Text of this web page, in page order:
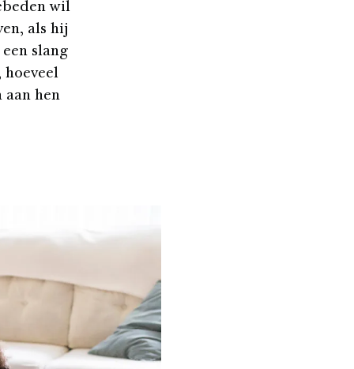
wil
als hij
slang
hoeveel
aan hen